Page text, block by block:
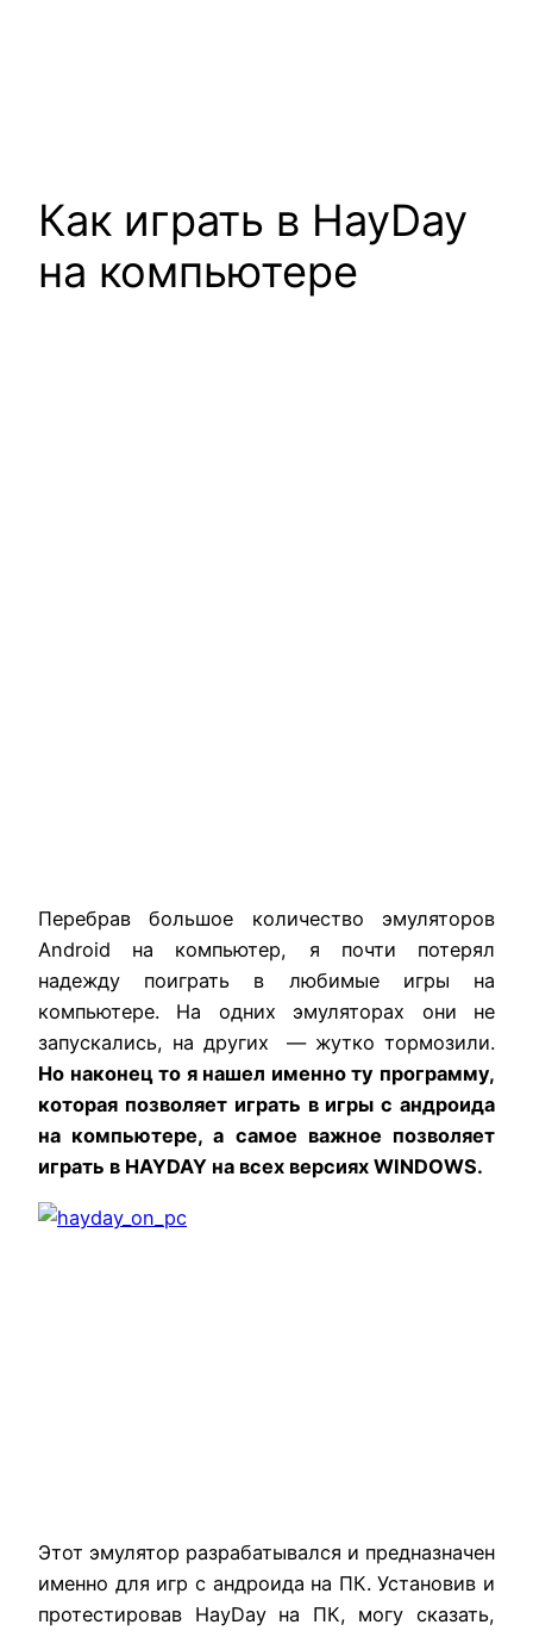
Как играть в HayDay
на компьютере
Перебрав большое количество эмуляторов
Android на компьютер, я почти потерял
надежду поиграть в любимые игры на
компьютере. На одних эмуляторах они не
запускались, на других — жутко тормозили.
Но наконец то я нашел именно ту программу,
которая позволяет играть в игры c андроида
на компьютере, а самое важное позволяет
играть в HAYDAY на всех версиях WINDOWS.
Этот эмулятор разрабатывался и предназначен
именно для игр с андроида на ПК. Установив и
протестировав HayDay на ПК, могу сказать,